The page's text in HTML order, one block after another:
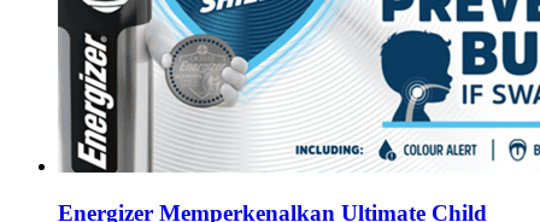
Energizer Memperkenalkan Ultimate Child